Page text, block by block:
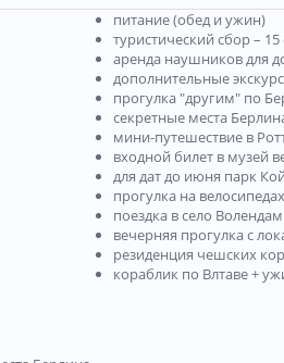
питание (обед и ужин)
туристический сбор – 15
аренда наушников для
дополнительные
прогулка "другим" по
секретные места
мини-путешествие в
входной билет в музей
для дат до июня парк
прогулка на
поездка в село
вечерняя прогулка с
резиденция чешских
кораблик по Влтаве +